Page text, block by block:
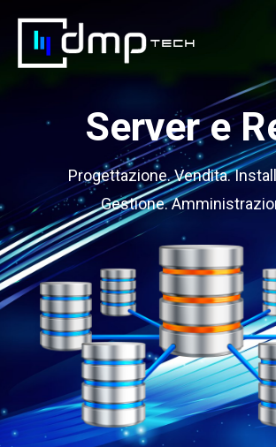
Salta
contenuto
Server e
Progettazione. Vendita.
Gestione.